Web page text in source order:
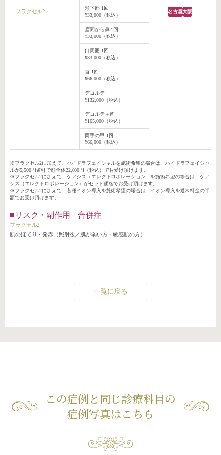
フラクセル2 名古屋大阪
頬下部 1回
¥33,000（税込）
眉間から鼻 1回
¥33,000（税込）
口周囲 1回
¥33,000（税込）
首 1回
¥66,000（税込）
デコルテ
¥132,000（税込）
デコルテ＋首
¥165,000（税込）
両手の甲 1回
¥66,000（税込）
※フラクセル2に加えて、ハイドラフェイシャルを施術希望の場合は、ハイドラフェイシャ
ルが5,500円値引で顔全体22,000円（税込）でお受け頂けます。
※フラクセル2に加えて、ケアシス（エレクトロポレーション）を施術希望の場合は、ケア
シス（エレクトロポレーション）がセット価格でお受け頂けます。
※フラクセル2に加えて、各種イオン導入を施術希望の場合は、イオン導入を通常料金の半
額でお受け頂けます。
リスク・副作用・合併症
フラクセル2
肌のほてり・発赤（照射後／肌が弱い方・敏感肌の方）
一覧に戻る
この症例と同じ診療科目の
症例写真はこちら